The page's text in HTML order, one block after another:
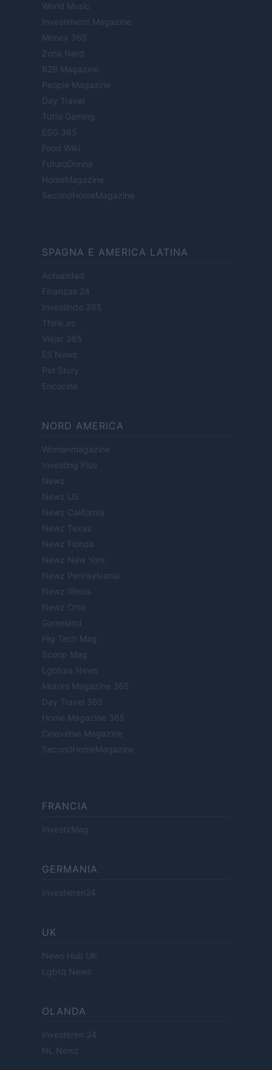
World Music
Investimenti Magazine
Money 365
Zona Nerd
B2B Magazine
People Magazine
Day Travel
Tutto Gaming
ESG 365
Food Wiki
FuturoDonna
HomeMagazine
SecondHomeMagazine
SPAGNA E AMERICA LATINA
Actualidad
Finanzas 24
Investindo 365
Think.es
Viajar 365
ES Newz
Pet Story
Encocina
NORD AMERICA
Womanmagazine
Investing Plus
Newz
Newz US
Newz California
Newz Texas
Newz Florida
Newz New York
Newz Pennsylvania
Newz Illinois
Newz Ohio
Gameland
Hig Tech Mag
Scoop Mag
Lgbtqia News
Motors Magazine 365
Day Travel 365
Home Magazine 365
Cineverse Magazine
SecondHomeMagazine
FRANCIA
InvestirMag
GERMANIA
Investieren24
UK
News Hub UK
Lgbtq News
OLANDA
Investeren 24
NL Newz